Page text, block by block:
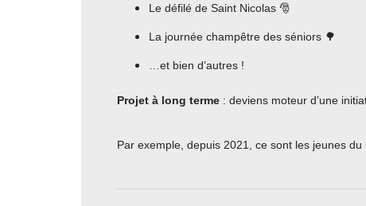
Le défilé de Saint Nicolas 🎅
La journée champêtre des séniors 🌳
…et bien d’autres !
Projet à long terme : deviens moteur d’une
Par exemple, depuis 2021, ce sont les jeunes